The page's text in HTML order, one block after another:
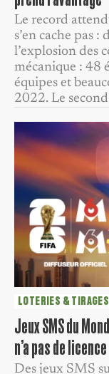
Le record
s’en cache pas
l’explosion des
mécanique : 48
équipes et
2022. Le
LOTERIES & TIRAGES
Jeux SMS du
n’a pas de licence
Des jeux SMS